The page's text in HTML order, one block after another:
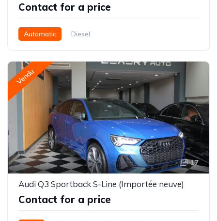
Contact for a price
Automatic Diesel
Vendu
17
Audi Q3 Sportback S-Line (Importée neuve)
Contact for a price